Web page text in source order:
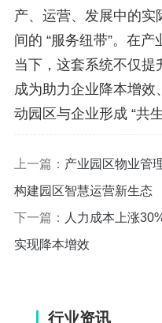
产、运营、发展中的实
间的 “服务纽带”。在产
当下，这套系统不仅提
成为助力企业降本增效
动园区与企业形成 “共
上一篇： 产业园区物业管
构建园区智慧运营新生态
下一篇：
人力成本上涨
实现降本增效
行业资讯